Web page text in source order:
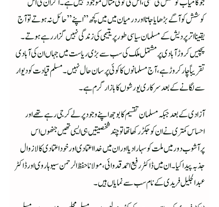
کوشش کو آگے بڑھایا جاتا اور درمیان میں میں کچھ ” اپنے ” حائل نہ ہوتے تو آج
یقینا اترپردیش کے مسلمان سیاسی طورپر یتیمی کی زندگی نہیں گزار رہے ہوتے۔
پچیس کروڑ آبادی پر مشتمل ملک کی سب سے بڑی ریاست میں جہاں ان کی آبادی
تقریباً چارکروڑ ہے، آج مسلمانوں کا کوئی پرسان حال نہیں۔مسلم قیادت کو دیوار
سے لگانے کے بعد سرکاری یورشوں کا بازار گرم ہے۔
آزادی کے بعدجبکہ مسلمان تقسیم کا بوجھ اپنے وجود پر لے کر جی رہے تھے اور
احساس کمتری نے ان کو جکڑ رکھا تھا توچند شخصیتیں ہی ایسی تھیں جنھوں اس
پرآشوب دور میں ملت کو سہارا دیااور ان میں خدا اعتمادی اور خوداعتمادی کا لازوال
جذبہ پیدا کیا۔ان میں ڈاکٹر رفیع احمد قدوائی، مولانا حفظ الرحمن سیوہاروی اور ڈاکٹر
عبدالجلیل فریدی کے نام سب سے نمایاں ہیں۔